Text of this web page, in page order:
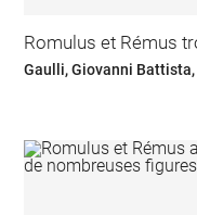
Romulus et Rémus